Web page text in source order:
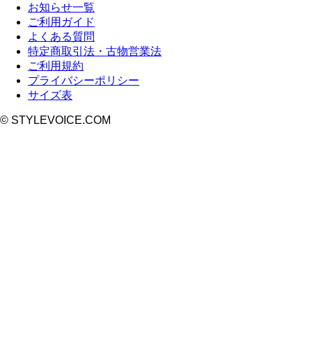
お知らせ一覧
ご利用ガイド
よくある質問
特定商取引法・古物営業法
ご利用規約
プライバシーポリシー
サイズ表
© STYLEVOICE.COM